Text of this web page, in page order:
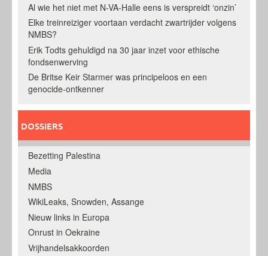
Al wie het niet met N-VA-Halle eens is verspreidt ‘onzin’
Elke treinreiziger voortaan verdacht zwartrijder volgens
NMBS?
Erik Todts gehuldigd na 30 jaar inzet voor ethische
fondsenwerving
De Britse Keir Starmer was principeloos en een
genocide-ontkenner
DOSSIERS
Bezetting Palestina
Media
NMBS
WikiLeaks, Snowden, Assange
Nieuw links in Europa
Onrust in Oekraine
Vrijhandelsakkoorden